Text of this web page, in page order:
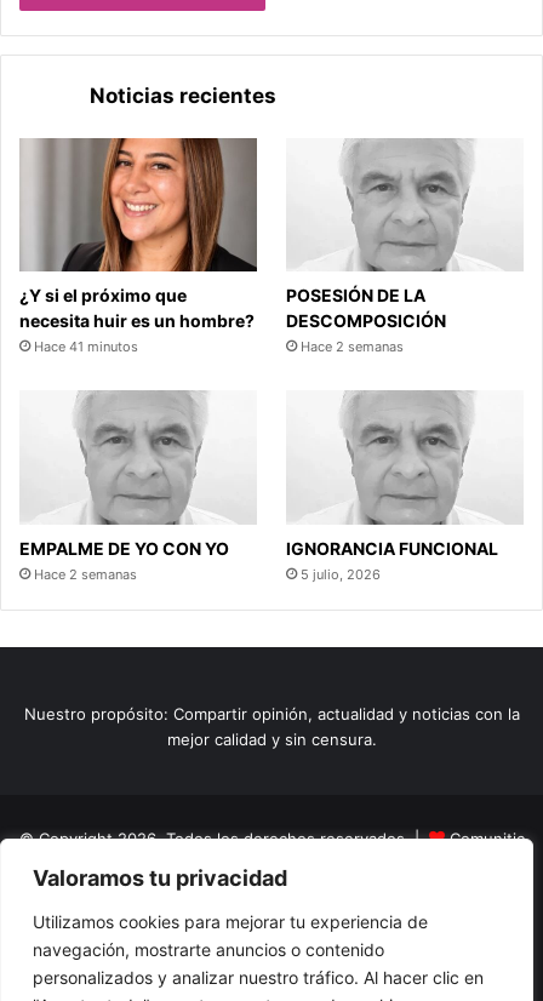
Valoramos tu privacidad
Utilizamos cookies para mejorar tu experiencia de
navegación, mostrarte anuncios o contenido
personalizados y analizar nuestro tráfico. Al hacer clic en
Noticias recientes
¿Y si el próximo que
necesita huir es un hombre?
Hace 41 minutos
POSESIÓN DE LA
DESCOMPOSICIÓN
Hace 2 semanas
EMPALME DE YO CON YO
Hace 2 semanas
IGNORANCIA FUNCIONAL
5 julio, 2026
Nuestro propósito: Compartir opinión, actualidad y noticias con la
mejor calidad y sin censura.
© Copyright 2026, Todos los derechos reservados |
Comunitic
SAS BICNit 901228106
Home
Actualidad Variedades Opinion Turismo
El Tinteadero
Caricaturas Reportajes